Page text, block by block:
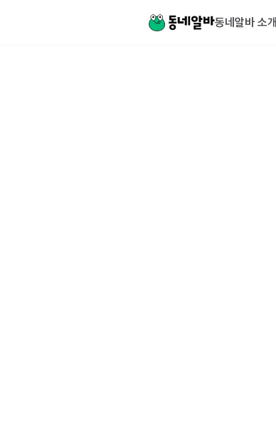
동네알바 소개